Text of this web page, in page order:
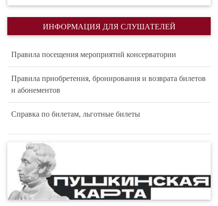
ИНФОРМАЦИЯ ДЛЯ СЛУШАТЕЛЕЙ
Правила посещения мероприятий консерватории
Правила приобретения, бронирования и возврата билетов
и абонементов
Справка по билетам, льготные билеты